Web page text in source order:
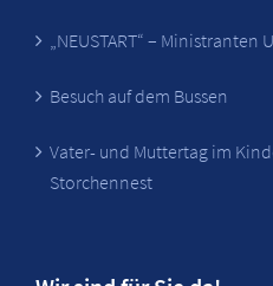
„NEUSTART“ – Ministranten
Besuch auf dem Bussen
Vater- und Muttertag im
Storchennest